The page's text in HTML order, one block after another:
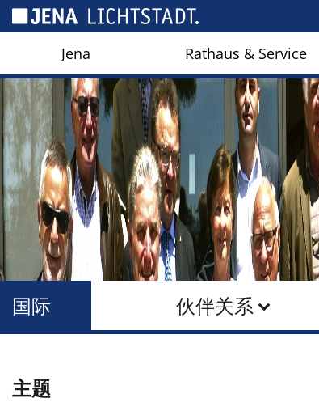
Jena Rathaus & Service
伙伴关系
国际
主题
Cookies management panel